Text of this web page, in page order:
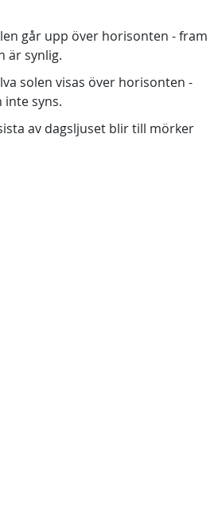
går upp över horisonten - fram
är synlig.
solen visas över horisonten -
syns.
av dagsljuset blir till mörker